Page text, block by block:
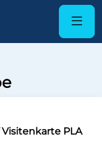
PLA